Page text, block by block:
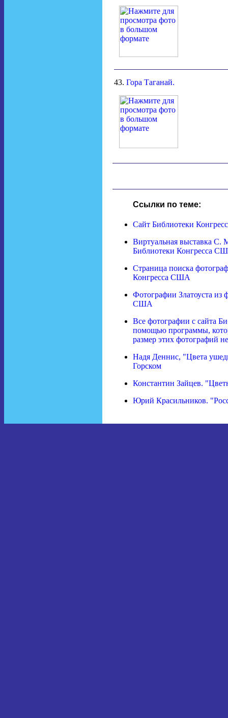
43. Гора Таганай.
Ссылки по теме:
Сайт Библиотеки
Виртуальная выставка С.
Библиотеки Конгресса
Страница поиска
Конгресса США
Фотографии Златоуста из
США
Все фотографии с сайта
помощью программы,
размер этих фотографий
Надя Деннис, "Цвета
Горском
Константин Зайцев.
Юрий Красильников.